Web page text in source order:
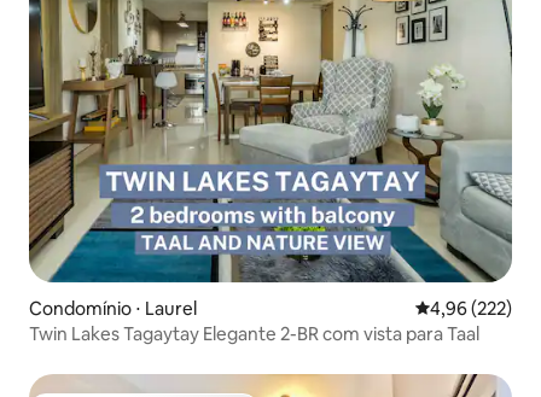
Condomínio ⋅ Laurel 4,96 de uma
4,96 (222)
Twin Lakes Tagaytay Elegante 2-BR com vista para Taal